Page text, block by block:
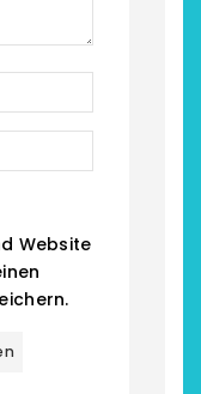
-
5. April 2026
Website